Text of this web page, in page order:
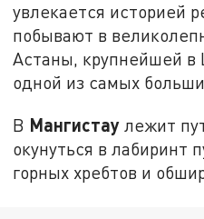
увлекается историей
побывают в
Астаны, крупнейшей в
одной из самых
В Мангистау лежит
окунуться в лабиринт
горных хребтов и